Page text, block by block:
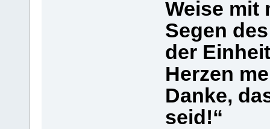
Weise mit
Segen
der
Herzen
Danke,
seid!“